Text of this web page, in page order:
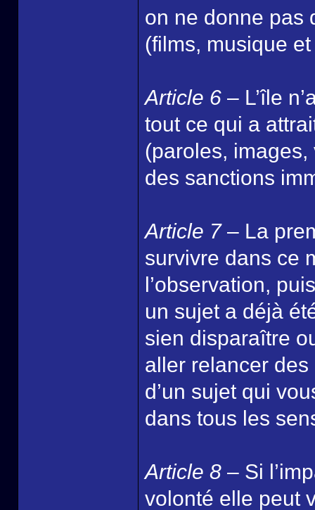
on ne donne pas
(films, musique
Article 6 – L’île
tout ce qui a
(paroles,
des sanctions
Article 7– La
survivre dans ce
l’observation,
un sujet a déjà
sien disparaître
aller relancer
d’un sujet qui
dans tous les
Article 8 – Si
volonté elle peut